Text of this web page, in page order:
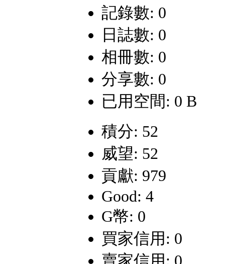
記錄數: 0
日誌數: 0
相冊數: 0
分享數: 0
已用空間: 0 B
積分: 52
威望: 52
貢獻: 979
Good: 4
G幣: 0
買家信用: 0